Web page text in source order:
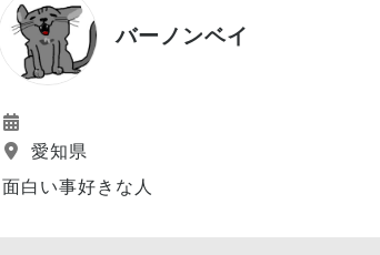
バーノンベイ
愛知県
面白い事好きな人